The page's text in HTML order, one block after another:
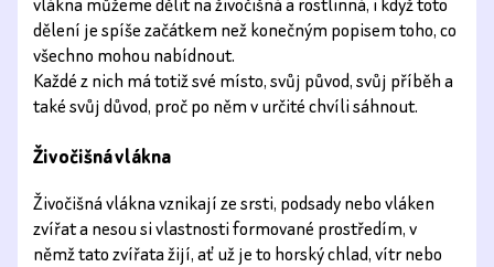
dělení je spíše začátkem než konečným popisem toho, co
všechno mohou nabídnout.
Každé z nich má totiž své místo, svůj původ, svůj příběh a
také svůj důvod, proč po něm v určité chvíli sáhnout.
Živočišná vlákna
Živočišná vlákna vznikají ze srsti, podsady nebo vláken
zvířat a nesou si vlastnosti formované prostředím, v
němž tato zvířata žijí, ať už je to horský chlad, vítr nebo